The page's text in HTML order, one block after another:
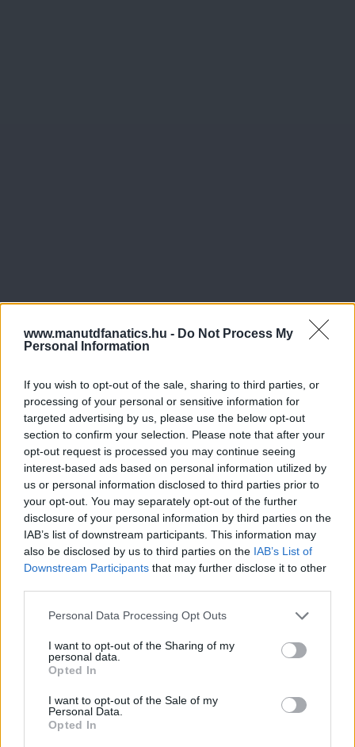
www.manutdfanatics.hu - Do Not Process My
Personal Information
If you wish to opt-out of the sale, sharing to third parties, or
processing of your personal or sensitive information for
targeted advertising by us, please use the below opt-out
section to confirm your selection. Please note that after your
opt-out request is processed you may continue seeing
interest-based ads based on personal information utilized by
us or personal information disclosed to third parties prior to
your opt-out. You may separately opt-out of the further
disclosure of your personal information by third parties on the
IAB’s list of downstream participants. This information may
also be disclosed by us to third parties on the IAB’s List of
Downstream Participants that may further disclose it to other
Please note that this website/app uses one or more Google
not limited to your visit or usage behaviour. You may click to
grant or deny consent to Google and its third-party tags to
use your data for below specified purposes in below Google
consent section.
Personal Data Processing Opt Outs
I want to opt-out of the Sharing of my
personal data.
Opted In
I want to opt-out of the Sale of my
Personal Data.
Opted In
Meccs Center
Paris Saint-Germain